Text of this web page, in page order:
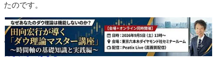
たのです。
【参考記事】
●
4.75％の高金利！ カギはトランプ氏が握る!? 今、メキシコペソが注
目されるのはなぜ？